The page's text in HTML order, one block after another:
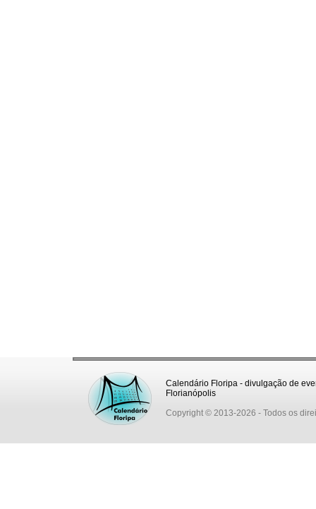
Calendário Floripa - divulgação de
Florianópolis
Copyright © 2013-2026 - Todos os